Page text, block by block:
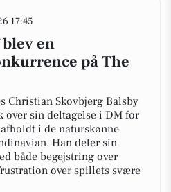
17:45
en
på The
Christian Skovbjerg Balsby
over sin deltagelse i DM for
i de naturskønne
Han deler sin
både begejstring over
over spillets svære